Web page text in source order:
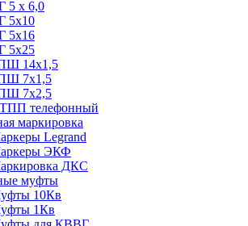
5 х 6,0
5х10
5х16
5х25
14х1,5
7х1,5
7х2,5
телефонный
маркировка
Legrand
ЭКФ
ДКС
муфты
10Кв
1Кв